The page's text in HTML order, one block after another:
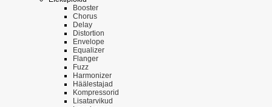
Booster
Chorus
Delay
Distortion
Envelope
Equalizer
Flanger
Fuzz
Harmonizer
Häälestajad
Kompressorid
Lisatarvikud